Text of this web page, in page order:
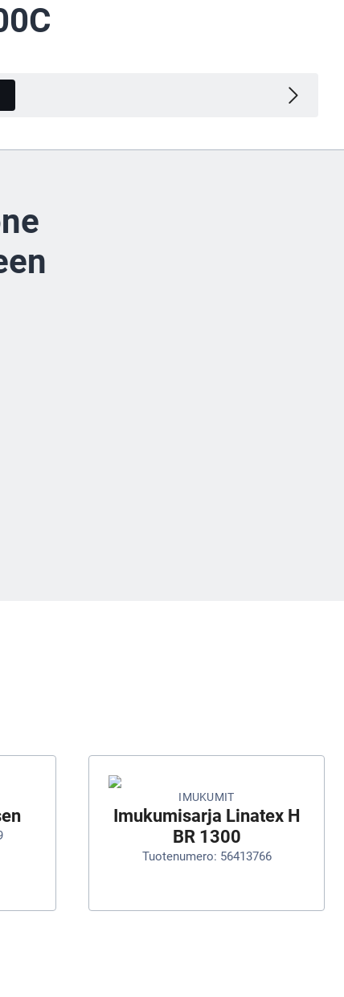
IMUKUMIT
Imukumisarja Linatex H
BR 1300
Tuotenumero: 56413766